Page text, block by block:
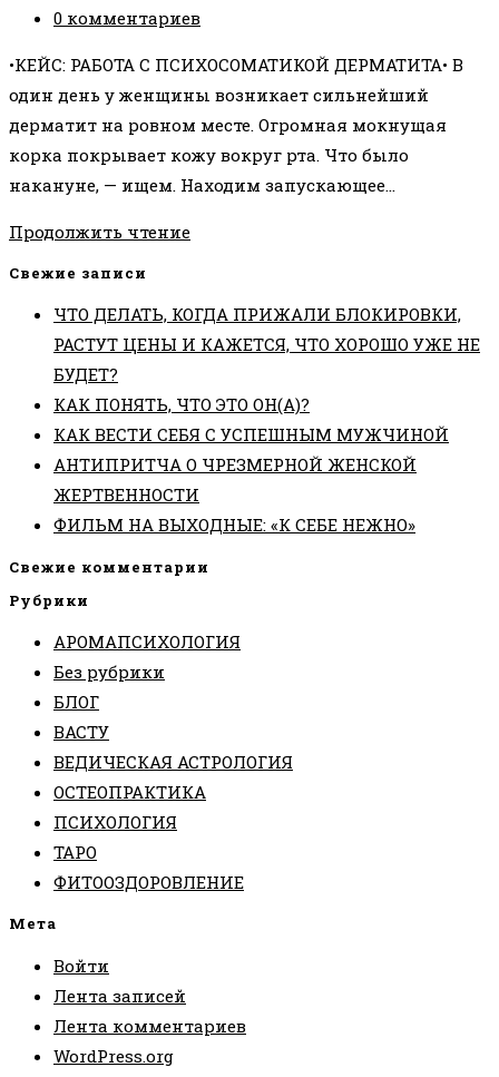
СМОГУ
ДОСТРОИТЬ
ДОМ»•
записи:
Комментарии
записи:
0 комментариев
•КЕЙС: РАБОТА С ПСИХОСОМАТИКОЙ ДЕРМАТИТА• В
один день у женщины возникает сильнейший
дерматит на ровном месте. Огромная мокнущая
корка покрывает кожу вокруг рта. Что было
накануне, — ищем. Находим запускающее…
Продолжить чтение
Свежие записи
ЧТО ДЕЛАТЬ, КОГДА ПРИЖАЛИ БЛОКИРОВКИ,
РАСТУТ ЦЕНЫ И КАЖЕТСЯ, ЧТО ХОРОШО УЖЕ НЕ
БУДЕТ?
КАК ПОНЯТЬ, ЧТО ЭТО ОН(А)?
КАК ВЕСТИ СЕБЯ С УСПЕШНЫМ МУЖЧИНОЙ
АНТИПРИТЧА О ЧРЕЗМЕРНОЙ ЖЕНСКОЙ
ЖЕРТВЕННОСТИ
ФИЛЬМ НА ВЫХОДНЫЕ: «К СЕБЕ НЕЖНО»
Свежие комментарии
Рубрики
АРОМАПСИХОЛОГИЯ
Без рубрики
БЛОГ
ВАСТУ
ВЕДИЧЕСКАЯ АСТРОЛОГИЯ
ОСТЕОПРАКТИКА
ПСИХОЛОГИЯ
ТАРО
ФИТООЗДОРОВЛЕНИЕ
Мета
Войти
Лента записей
Лента комментариев
WordPress.org